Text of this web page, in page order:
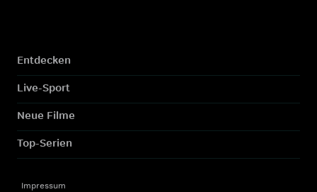
Entdecken
Live-Sport
Neue Filme
Top-Serien
Impressum